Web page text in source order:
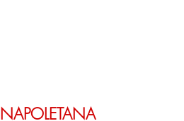
NAPOLETANA